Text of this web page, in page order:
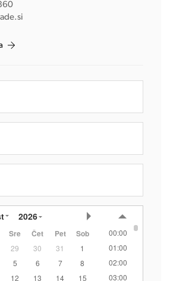
2026
Sre Čet Pet Sob
29 30 31
1
5 6 7 8
12 13 14
15
00:00
01:00
02:00
03:00